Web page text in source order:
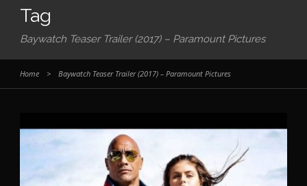
Tag
Baywatch Teaser Trailer (2017) – Paramount Pictures
Home > Baywatch Teaser Trailer (2017) – Paramount Pictures